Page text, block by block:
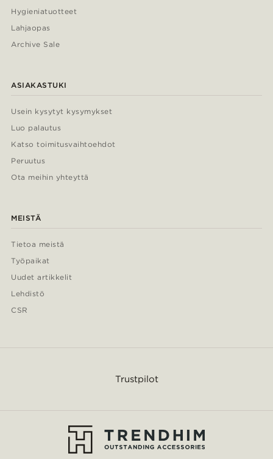
Hygieniatuotteet
Lahjaopas
Archive Sale
ASIAKASTUKI
Usein kysytyt kysymykset
Luo palautus
Katso toimitusvaihtoehdot
Peruutus
Ota meihin yhteyttä
MEISTÄ
Tietoa meistä
Työpaikat
Uudet artikkelit
Lehdistö
CSR
Trustpilot